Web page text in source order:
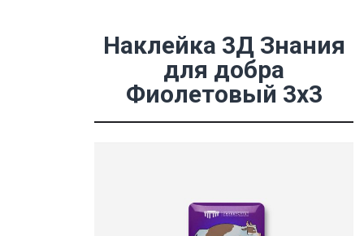
Наклейка 3Д Знания
для добра
Фиолетовый 3х3